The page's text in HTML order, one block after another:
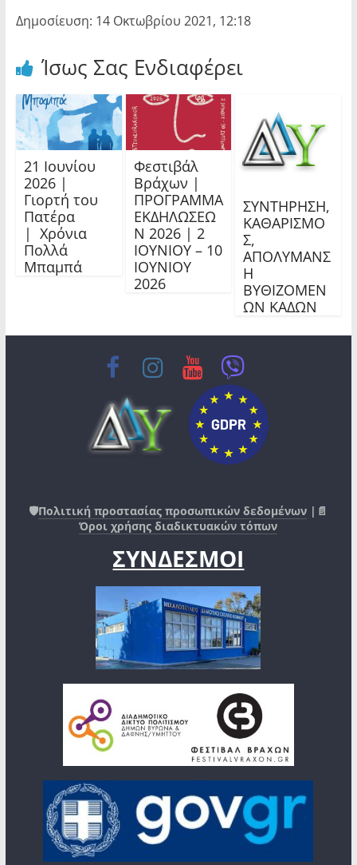
Δημοσίευση: 14 Οκτωβρίου 2021, 12:18
Ίσως Σας Ενδιαφέρει
21 Ιουνίου
2026 |
Γιορτή του
Πατέρα
| Χρόνια
Πολλά
Μπαμπά
Φεστιβάλ
Βράχων |
ΠΡΟΓΡΑΜΜΑ
ΕΚΔΗΛΩΣΕΩ
Ν 2026 | 2
ΙΟΥΝΙΟΥ – 10
ΙΟΥΝΙΟΥ
2026
ΣΥΝΤΗΡΗΣΗ,
ΚΑΘΑΡΙΣΜΟ
Σ,
ΑΠΟΛΥΜΑΝΣ
Η
ΒΥΘΙΖΟΜΕΝ
ΩΝ ΚΑΔΩΝ
🛡️Πολιτική προστασίας προσωπικών δεδομένων |📄
Όροι χρήσης διαδικτυακών τόπων
ΣΥΝΔΕΣΜΟΙ